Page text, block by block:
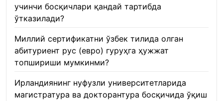
учинчи босқичлари қандай тартибда
ўтказилади?
Миллий сертификатни ўзбек тилида олган
абитуриент рус (евро) гуруҳга ҳужжат
топшириши мумкинми?
Ирландиянинг нуфузли университетларида
магистратура ва докторантура босқичида ўқиш